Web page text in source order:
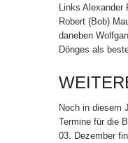
Links
Robert (Bob)
daneben
Dönges als
Noch in diesem
Termine für die
03. Dezember